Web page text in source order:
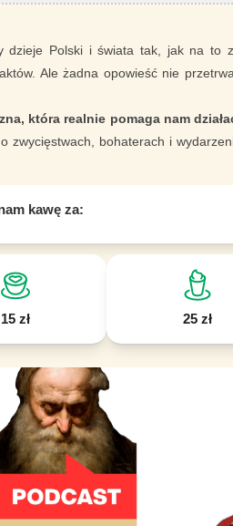
dzieje Polski i świata tak, jak na to
Ale żadna opowieść nie
która realnie pomaga nam
zwycięstwach, bohaterach i
kawę za:
15 zł 25 zł